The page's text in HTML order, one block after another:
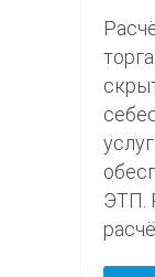
ЭТП.